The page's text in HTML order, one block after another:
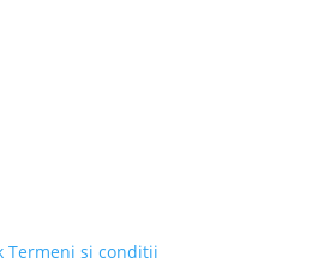
Termeni si conditii